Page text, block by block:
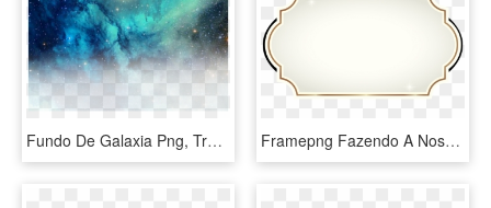
Fundo De Galaxia Png, Transparent Png Framepng Fazendo A Nossa Festa - Fundos De Convite Dourado, Transparent Png